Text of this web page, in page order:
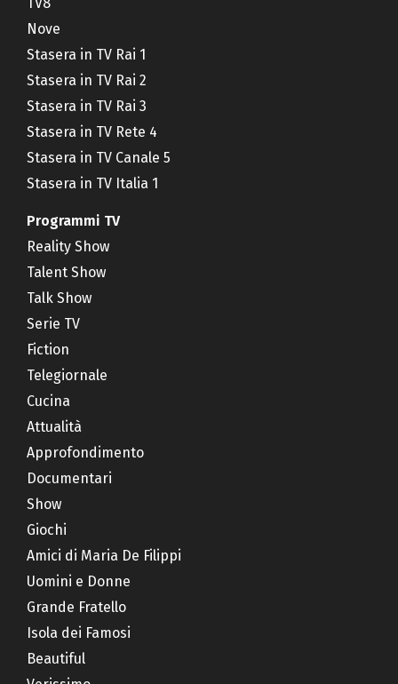
TV8
Nove
Stasera in TV Rai 1
Stasera in TV Rai 2
Stasera in TV Rai 3
Stasera in TV Rete 4
Stasera in TV Canale 5
Stasera in TV Italia 1
Programmi TV
Reality Show
Talent Show
Talk Show
Serie TV
Fiction
Telegiornale
Cucina
Attualità
Approfondimento
Documentari
Show
Giochi
Amici di Maria De Filippi
Uomini e Donne
Grande Fratello
Isola dei Famosi
Beautiful